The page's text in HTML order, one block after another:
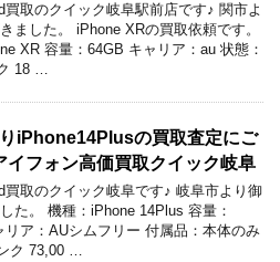
買取のクイック岐阜駅前店です♪ 関市よ
ました。 iPhone XRの買取依頼です。
XR 容量：64GB キャリア：au 状態：
18 …
iPhone14Plusの買取査定にご
イフォン高価買取クイック岐阜
買取のクイック岐阜です♪ 岐阜市より御
た。 機種：iPhone 14Plus 容量：
リア：AUシムフリー 付属品：本体のみ
ク 73,00 …